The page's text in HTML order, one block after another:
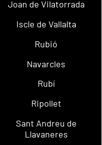
Joan de Vilatorrada
Iscle de Vallalta
Rubió
Navarcles
Rubí
Ripollet
Sant Andreu de
Llavaneres